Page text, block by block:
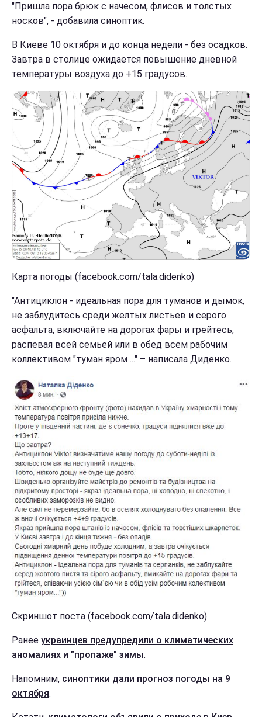
"Пришла пора брюк с начесом, флисов и толстых
носков", - добавила синоптик.
В Киеве 10 октября и до конца недели - без осадков.
Завтра в столице ожидается повышение дневной
температуры воздуха до +15 градусов.
Карта погоды (facebook.com/tala.didenko)
"Антициклон - идеальная пора для туманов и дымок,
не заблудитесь среди желтых листьев и серого
асфальта, включайте на дорогах фары и грейтесь,
распевая всей семьей или в обед всем рабочим
коллективом "туман яром ..." – написала Диденко.
Скриншот поста (facebook.com/tala.didenko)
Ранее украинцев предупредили о климатических
аномалиях и "пропаже" зимы.
Напомним, синоптики дали прогноз погоды на 9
октября.